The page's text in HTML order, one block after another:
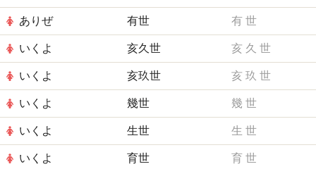
ありぜ 有世 有 世
いくよ 亥久世 亥 久 世
いくよ 亥玖世 亥 玖 世
いくよ 幾世 幾 世
いくよ 生世 生 世
いくよ 育世 育 世